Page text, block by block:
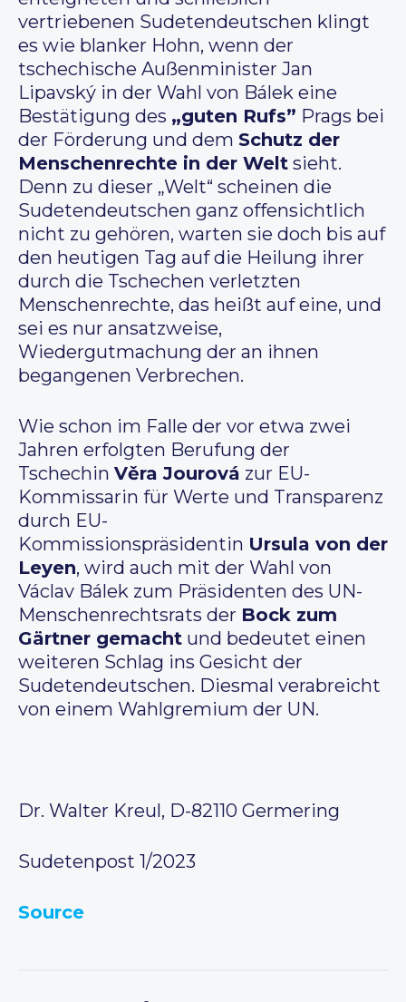
vertriebenen Sudetendeutschen klingt
es wie blanker Hohn, wenn der
tschechische Außenminister Jan
Lipavský in der Wahl von Bálek eine
Bestätigung des „guten Rufs” Prags bei
der Förderung und dem Schutz der
Menschenrechte in der Welt sieht.
Denn zu dieser „Welt“ scheinen die
Sudetendeutschen ganz offensichtlich
nicht zu gehören, warten sie doch bis auf
den heutigen Tag auf die Heilung ihrer
durch die Tschechen verletzten
Menschenrechte, das heißt auf eine, und
sei es nur ansatzweise,
Wiedergutmachung der an ihnen
begangenen Verbrechen.
Wie schon im Falle der vor etwa zwei
Jahren erfolgten Berufung der
Tschechin Věra Jourová zur EU-
Kommissarin für Werte und Transparenz
durch EU-
Kommissionspräsidentin Ursula von der
Leyen, wird auch mit der Wahl von
Václav Bálek zum Präsidenten des UN-
Menschenrechtsrats der Bock zum
Gärtner gemacht und bedeutet einen
weiteren Schlag ins Gesicht der
Sudetendeutschen. Diesmal verabreicht
von einem Wahlgremium der UN.
Dr. Walter Kreul, D-82110 Germering
Sudetenpost 1/2023
Source